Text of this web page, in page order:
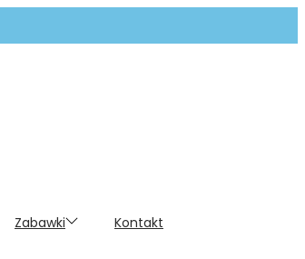
Zabawki Kontakt